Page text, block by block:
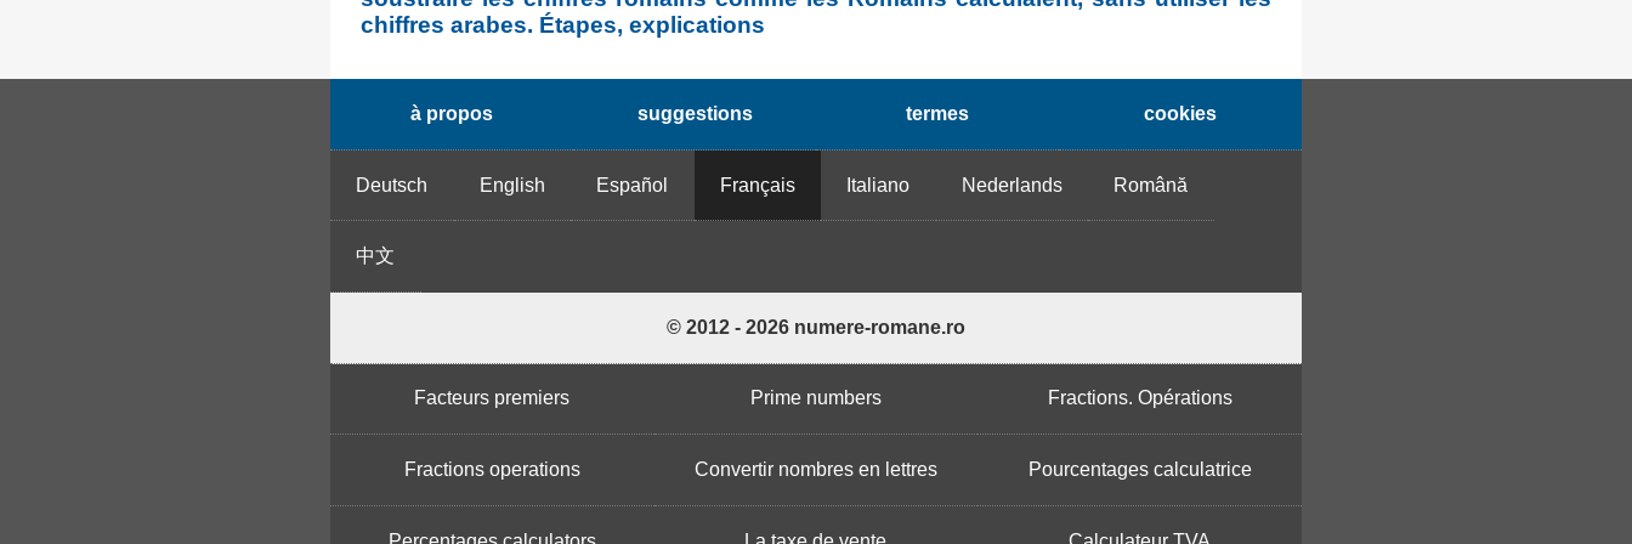
chiffres arabes. Étapes, explications
à propos suggestions termes cookies
Deutsch English Español Français Italiano Nederlands Română
中文
© 2012 - 2026 numere-romane.ro
Facteurs premiers Prime numbers Fractions. Opérations
Fractions operations Convertir nombres en lettres Pourcentages calculatrice